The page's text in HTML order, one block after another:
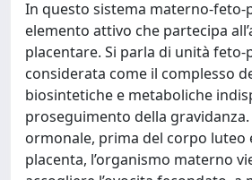
In questo sistema materno-feto-
elemento attivo che partecipa
placentare. Si parla di unità feto-
considerata come il complesso
biosintetiche e metaboliche
proseguimento della gravidanza.
ormonale, prima del corpo luteo
placenta, l’organismo materno